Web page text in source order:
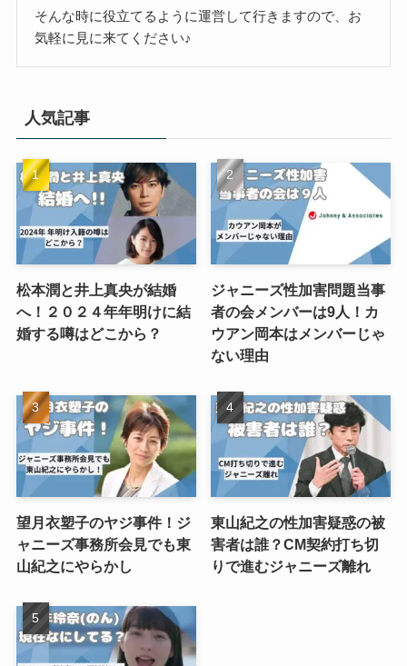
そんな時に役立てるように運営して行きますので、お
気軽に見に来てください♪
人気記事
松本潤と井上真央が結婚
へ！２０２４年年明けに結
婚する噂はどこから？
ジャニーズ性加害問題当事
者の会メンバーは9人！カ
ウアン岡本はメンバーじゃ
ない理由
望月衣塑子のヤジ事件！ジ
ャニーズ事務所会見でも東
山紀之にやらかし
東山紀之の性加害疑惑の被
害者は誰？CM契約打ち切
りで進むジャニーズ離れ